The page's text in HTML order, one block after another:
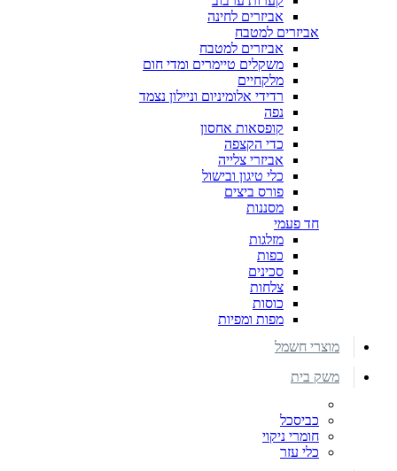
אביזרים לחינה
אביזרים למטבח
אביזרים למטבח
משקלים טיימרים ומדי חום
מלקחיים
רדידי אלומיניום וניילון נצמד
נפה
קופסאות אחסון
כדי הקצפה
אביזרי צלייה
כלי טיגון ובישול
פורס ביצים
מסננות
חד פעמי
מזלגות
כפות
סכינים
צלחות
כוסות
מפות ומפיות
מוצרי חשמל
משק בית
כביסכל
חומרי ניקוי
כלי עזר